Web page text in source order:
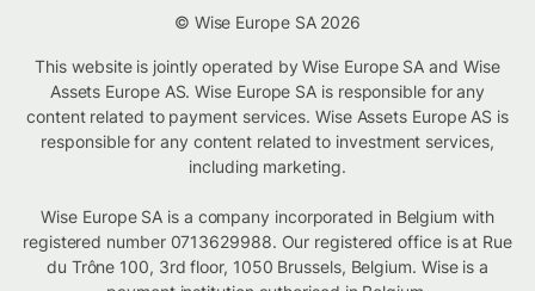
© Wise Europe SA 2026
This website is jointly operated by Wise Europe SA and Wise
Assets Europe AS. Wise Europe SA is responsible for any
content related to payment services. Wise Assets Europe AS is
responsible for any content related to investment services,
including marketing.
Wise Europe SA is a company incorporated in Belgium with
registered number 0713629988. Our registered office is at Rue
du Trône 100, 3rd floor, 1050 Brussels, Belgium. Wise is a